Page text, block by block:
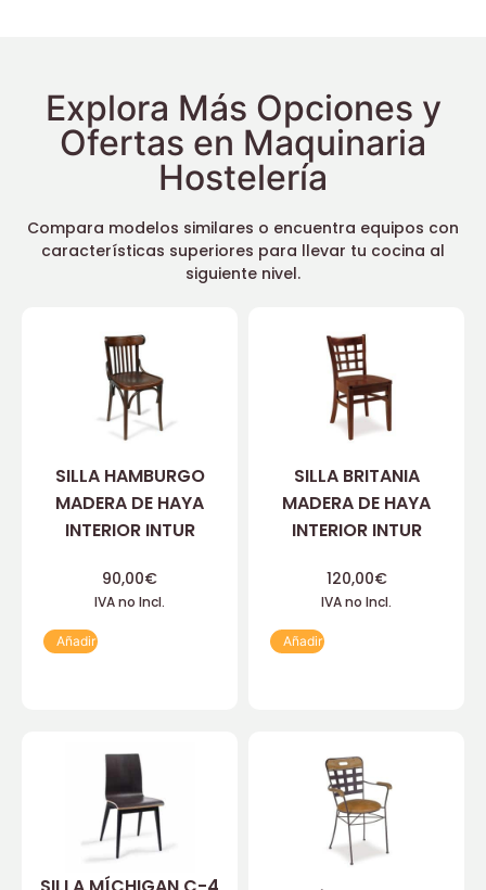
Explora Más Opciones y
Ofertas en Maquinaria
Hostelería
Compara modelos similares o encuentra equipos con
características superiores para llevar tu cocina al
siguiente nivel.
SILLA HAMBURGO
MADERA DE HAYA
INTERIOR INTUR
90,00€
IVA no Incl.
Añadir
SILLA BRITANIA
MADERA DE HAYA
INTERIOR INTUR
120,00€
IVA no Incl.
Añadir